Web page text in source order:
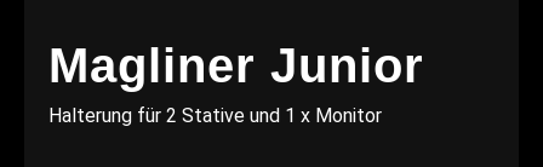
Magliner Junior
Halterung für 2 Stative und 1 x Monitor